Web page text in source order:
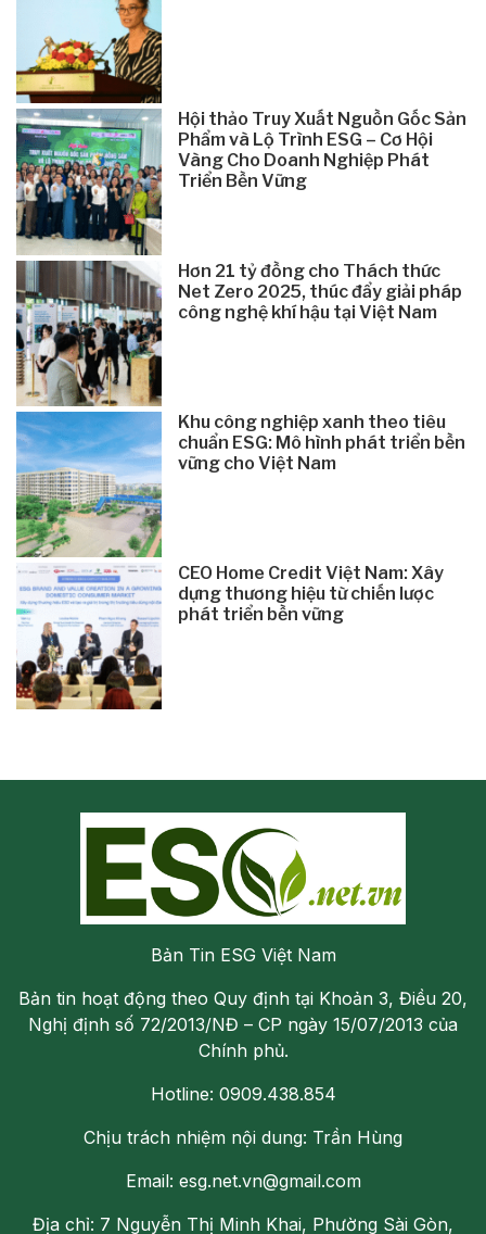
Hội thảo Truy Xuất Nguồn Gốc Sản
Phẩm và Lộ Trình ESG – Cơ Hội
Vàng Cho Doanh Nghiệp Phát
Triển Bền Vững
Hơn 21 tỷ đồng cho Thách thức
Net Zero 2025, thúc đẩy giải pháp
công nghệ khí hậu tại Việt Nam
Khu công nghiệp xanh theo tiêu
chuẩn ESG: Mô hình phát triển bền
vững cho Việt Nam
CEO Home Credit Việt Nam: Xây
dựng thương hiệu từ chiến lược
phát triển bền vững
Bản Tin ESG Việt Nam
Bản tin hoạt động theo Quy định tại Khoản 3, Điều 20,
Nghị định số 72/2013/NĐ – CP ngày 15/07/2013 của
Chính phủ.
Hotline: 0909.438.854
Chịu trách nhiệm nội dung: Trần Hùng
Email: esg.net.vn@gmail.com
Địa chỉ: 7 Nguyễn Thị Minh Khai, Phường Sài Gòn,